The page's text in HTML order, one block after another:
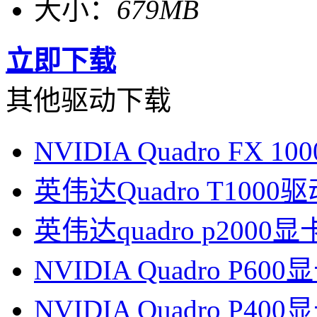
大小： 679MB
立即下载
其他驱动下载
NVIDIA Quadro FX
英伟达Quadro T1000驱
英伟达quadro p2000显
NVIDIA Quadro P600
NVIDIA Quadro P400